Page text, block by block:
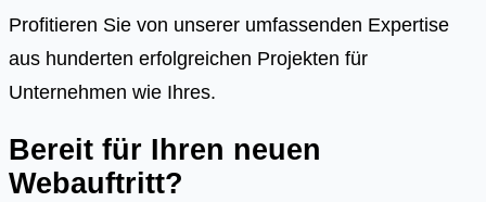
Profitieren Sie von unserer umfassenden Expertise
aus hunderten erfolgreichen Projekten für
Unternehmen wie Ihres.
Bereit für Ihren neuen
Webauftritt?